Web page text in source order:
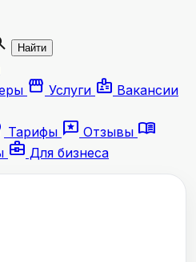
Найти
storefront Услуги badge Вакансии
Тарифы reviews Отзывы menu_book
business_center Для бизнеса